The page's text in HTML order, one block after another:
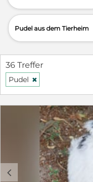
Pudel aus dem Tierheim
36 Treffer
Pudel H
c